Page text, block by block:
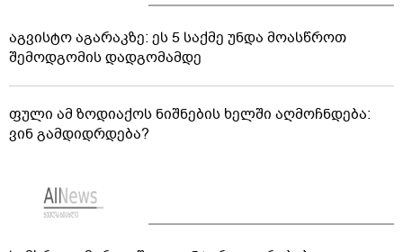
აგვისტო აგარაკზე: ეს 5 საქმე უნდა მოასწროთ
შემოდგომის დადგომამდე
ფული ამ ზოდიაქოს ნიშნების ხელში აღმოჩნდება:
ვინ გამდიდრდება?